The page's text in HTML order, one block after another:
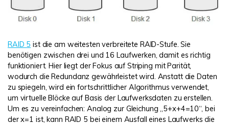
RAID 5 ist die am weitesten verbreitete RAID-Stufe. Sie
benötigen zwischen drei und 16 Laufwerken, damit es richtig
funktioniert. Hier liegt der Fokus auf Striping mit Parität,
wodurch die Redundanz gewährleistet wird. Anstatt die Daten
zu spiegeln, wird ein fortschrittlicher Algorithmus verwendet,
um virtuelle Blöcke auf Basis der Laufwerksdaten zu erstellen.
Um es zu vereinfachen: Analog zur Gleichung „5+x+4=10“, bei
der x=1 ist, kann RAID 5 bei einem Ausfall eines Laufwerks die